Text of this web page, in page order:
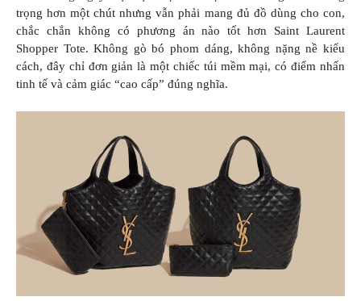
trọng hơn một chút nhưng vẫn phải mang đủ đồ dùng cho con,
chắc chắn không có phương án nào tốt hơn Saint Laurent
Shopper Tote. Không gò bó phom dáng, không nặng nề kiểu
cách, đây chỉ đơn giản là một chiếc túi mềm mại, có điểm nhấn
tinh tế và cảm giác “cao cấp” đúng nghĩa.